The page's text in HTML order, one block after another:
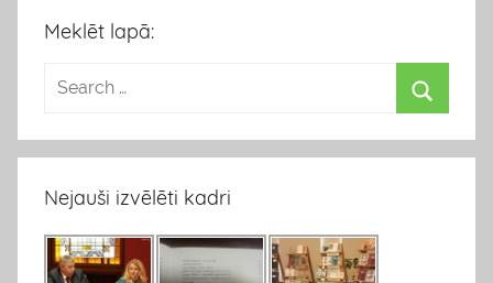
Meklēt lapā:
Nejauši izvēlēti kadri